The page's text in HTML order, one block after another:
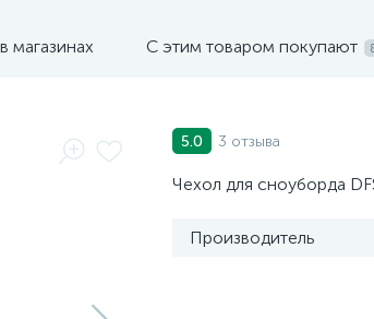
магазинах С этим товаром покупают
5.0 3 отзыва
Чехол для сноуборда
Производитель